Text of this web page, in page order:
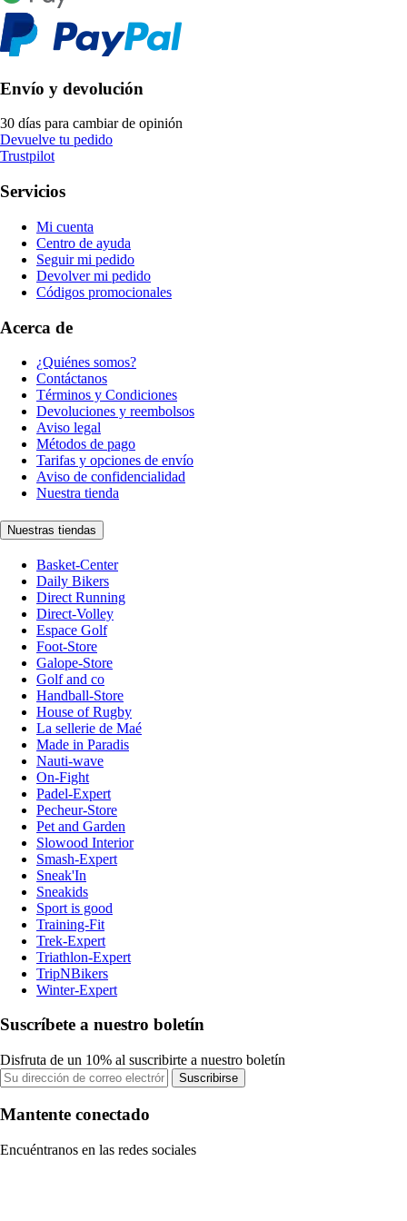
Envío y devolución
30 días para cambiar de opinión
Devuelve tu pedido
Trustpilot
Servicios
Mi cuenta
Centro de ayuda
Seguir mi pedido
Devolver mi pedido
Códigos promocionales
Acerca de
¿Quiénes somos?
Contáctanos
Términos y Condiciones
Devoluciones y reembolsos
Aviso legal
Métodos de pago
Tarifas y opciones de envío
Aviso de confidencialidad
Nuestra tienda
Nuestras tiendas
Basket-Center
Daily Bikers
Direct Running
Direct-Volley
Espace Golf
Foot-Store
Galope-Store
Golf and co
Handball-Store
House of Rugby
La sellerie de Maé
Made in Paradis
Nauti-wave
On-Fight
Padel-Expert
Pecheur-Store
Pet and Garden
Slowood Interior
Smash-Expert
Sneak'In
Sneakids
Sport is good
Training-Fit
Trek-Expert
Triathlon-Expert
TripNBikers
Winter-Expert
Suscríbete a nuestro boletín
Disfruta de un 10% al suscribirte a nuestro boletín
Suscribirse
Mantente conectado
Encuéntranos en las redes sociales